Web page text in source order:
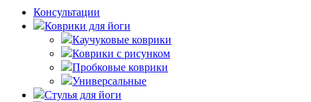
Консультации
Коврики для йоги
Каучуковые коврики
Коврики с рисунком
Пробковые коврики
Универсальные
Стулья для йоги